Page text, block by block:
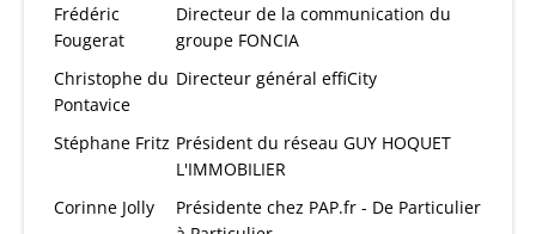
Frédéric
Fougerat
Directeur de la communication du
groupe FONCIA
Christophe du
Pontavice
Directeur général effiCity
Stéphane Fritz Président du réseau GUY HOQUET
L'IMMOBILIER
Corinne Jolly
Présidente chez PAP.fr - De Particulier